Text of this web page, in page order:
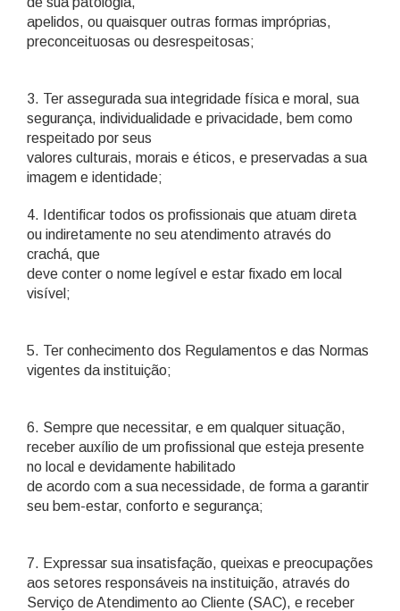
apelidos, ou quaisquer outras formas impróprias,
preconceituosas ou desrespeitosas;
3. Ter assegurada sua integridade física e moral, sua
segurança, individualidade e privacidade, bem como
respeitado por seus
valores culturais, morais e éticos, e preservadas a sua
imagem e identidade;
4. Identificar todos os profissionais que atuam direta
ou indiretamente no seu atendimento através do
crachá, que
deve conter o nome legível e estar fixado em local
visível;
5. Ter conhecimento dos Regulamentos e das Normas
vigentes da instituição;
6. Sempre que necessitar, e em qualquer situação,
receber auxílio de um profissional que esteja presente
no local e devidamente habilitado
de acordo com a sua necessidade, de forma a garantir
seu bem-estar, conforto e segurança;
7. Expressar sua insatisfação, queixas e preocupações
aos setores responsáveis na instituição, através do
Serviço de Atendimento ao Cliente (SAC), e receber